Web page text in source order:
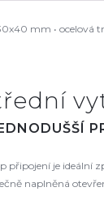
mm • ocelová
připojení je ideální
naplněná